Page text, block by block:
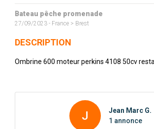
Bateau pêche promenade
27/09/2023 - France > Brest
DESCRIPTION
Ombrine 600 moteur perkins 4108 50cv
J
Jean Marc G.
1 annonce